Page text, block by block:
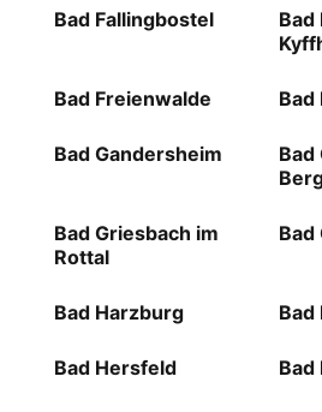
Bad Fallingbostel
Bad
Bad Freienwalde Bad
Bad Gandersheim
Bad
Bad Griesbach im
Rottal
Bad
Bad Harzburg Bad
Bad Hersfeld Bad